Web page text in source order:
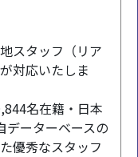
スタッフ（リア
対応いたしま
名在籍・日本
データーベースの
優秀なスタッフ